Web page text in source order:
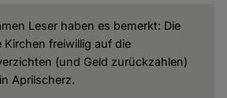
Leser haben es bemerkt: Die
Kirchen freiwillig auf die
(und Geld zurückzahlen)
Aprilscherz.